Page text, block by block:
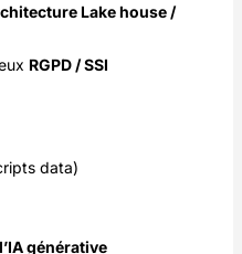
Lake house /
RGPD / SSI
data)
l’IA générative